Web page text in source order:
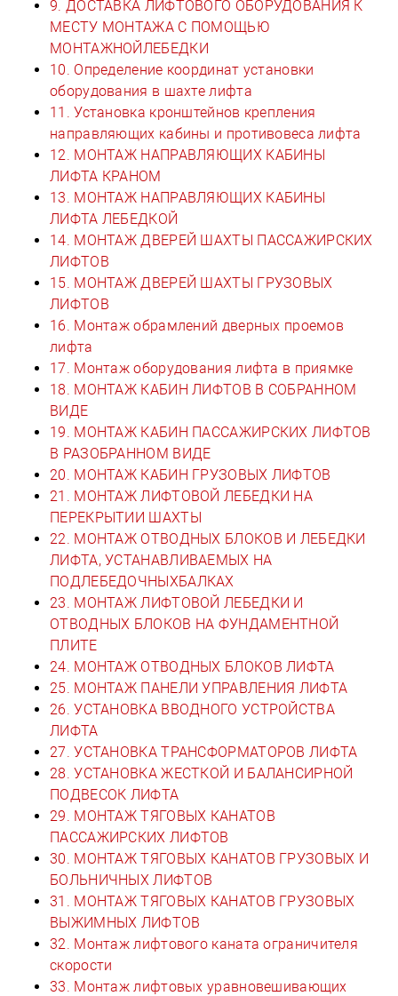
9. ДОСТАВКА ЛИФТОВОГО ОБОРУДОВАНИЯ К
МЕСТУ МОНТАЖА С ПОМОЩЬЮ
МОНТАЖНОЙЛЕБЕДКИ
10. Определение координат установки
оборудования в шахте лифта
11. Установка кронштейнов крепления
направляющих кабины и противовеса лифта
12. МОНТАЖ НАПРАВЛЯЮЩИХ КАБИНЫ
ЛИФТА КРАНОМ
13. МОНТАЖ НАПРАВЛЯЮЩИХ КАБИНЫ
ЛИФТА ЛЕБЕДКОЙ
14. МОНТАЖ ДВЕРЕЙ ШАХТЫ ПАССАЖИРСКИХ
ЛИФТОВ
15. МОНТАЖ ДВЕРЕЙ ШАХТЫ ГРУЗОВЫХ
ЛИФТОВ
16. Монтаж обрамлений дверных проемов
лифта
17. Монтаж оборудования лифта в приямке
18. МОНТАЖ КАБИН ЛИФТОВ В СОБРАННОМ
ВИДЕ
19. МОНТАЖ КАБИН ПАССАЖИРСКИХ ЛИФТОВ
В РАЗОБРАННОМ ВИДЕ
20. МОНТАЖ КАБИН ГРУЗОВЫХ ЛИФТОВ
21. МОНТАЖ ЛИФТОВОЙ ЛЕБЕДКИ НА
ПЕРЕКРЫТИИ ШАХТЫ
22. МОНТАЖ ОТВОДНЫХ БЛОКОВ И ЛЕБЕДКИ
ЛИФТА, УСТАНАВЛИВАЕМЫХ НА
ПОДЛЕБЕДОЧНЫХБАЛКАХ
23. МОНТАЖ ЛИФТОВОЙ ЛЕБЕДКИ И
ОТВОДНЫХ БЛОКОВ НА ФУНДАМЕНТНОЙ
ПЛИТЕ
24. МОНТАЖ ОТВОДНЫХ БЛОКОВ ЛИФТА
25. МОНТАЖ ПАНЕЛИ УПРАВЛЕНИЯ ЛИФТА
26. УСТАНОВКА ВВОДНОГО УСТРОЙСТВА
ЛИФТА
27. УСТАНОВКА ТРАНСФОРМАТОРОВ ЛИФТА
28. УСТАНОВКА ЖЕСТКОЙ И БАЛАНСИРНОЙ
ПОДВЕСОК ЛИФТА
29. МОНТАЖ ТЯГОВЫХ КАНАТОВ
ПАССАЖИРСКИХ ЛИФТОВ
30. МОНТАЖ ТЯГОВЫХ КАНАТОВ ГРУЗОВЫХ И
БОЛЬНИЧНЫХ ЛИФТОВ
31. МОНТАЖ ТЯГОВЫХ КАНАТОВ ГРУЗОВЫХ
ВЫЖИМНЫХ ЛИФТОВ
32. Монтаж лифтового каната ограничителя
скорости
33. Монтаж лифтовых уравновешивающих